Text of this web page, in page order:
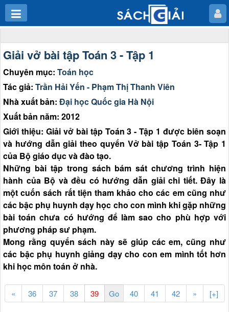
Giải vở bài tập Toán 3 - Tập 1
Chuyên mục: Toán học
Tác giả: Trần Hải Yến - Phạm Thị Thanh Viên
Nhà xuất bản: Đại học Quốc gia Hà Nội
Xuất bản năm: 2012
Giới thiệu: Giải vở bài tập Toán 3 - Tập 1 được biên soạn
và hướng dẫn giải theo quyển Vở bài tập Toán 3- Tập 1
của Bộ giáo dục và đào tạo.
Những bài tập trong sách bám sát chương trình hiện
hành của Bộ và đều có hướng dẫn giải chi tiết. Đây là
một cuốn sách rất tiện tham khảo cho các em cũng như
các bậc phụ huynh dạy học cho con mình khi gặp những
bài toán chưa có hướng để làm sao cho phù hợp với
phương pháp sư phạm.
Mong rằng quyển sách này sẽ giúp các em, cũng như
các bậc phụ huynh giảng dạy cho con em mình tốt hơn
khi học môn toán ở nhà.
« 36 37 38 40 41 42 » [+]